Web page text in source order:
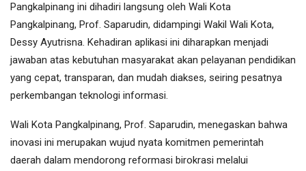
Pangkalpinang ini dihadiri langsung oleh Wali Kota
Pangkalpinang, Prof. Saparudin, didampingi Wakil Wali Kota,
Dessy Ayutrisna. Kehadiran aplikasi ini diharapkan menjadi
jawaban atas kebutuhan masyarakat akan pelayanan pendidikan
yang cepat, transparan, dan mudah diakses, seiring pesatnya
perkembangan teknologi informasi.
Wali Kota Pangkalpinang, Prof. Saparudin, menegaskan bahwa
inovasi ini merupakan wujud nyata komitmen pemerintah
daerah dalam mendorong reformasi birokrasi melalui